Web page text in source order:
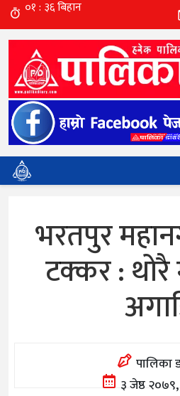
भरतपुर
टक्कर :
पालिका
३ जेष्ठ